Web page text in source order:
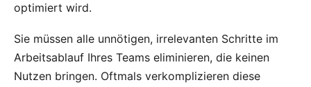
optimiert wird.
Sie müssen alle unnötigen, irrelevanten Schritte im
Arbeitsablauf Ihres Teams eliminieren, die keinen
Nutzen bringen. Oftmals verkomplizieren diese